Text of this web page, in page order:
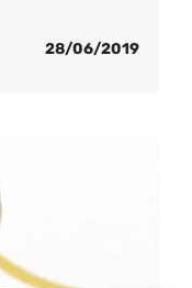
28/06/2019